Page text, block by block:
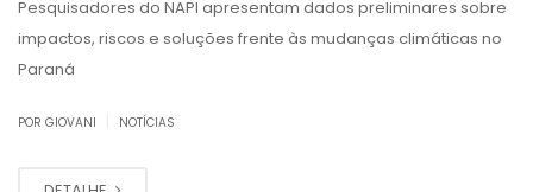
Pesquisadores do NAPI apresentam dados preliminares sobre
impactos, riscos e soluções frente às mudanças climáticas no
Paraná
POR GIOVANI NOTÍCIAS